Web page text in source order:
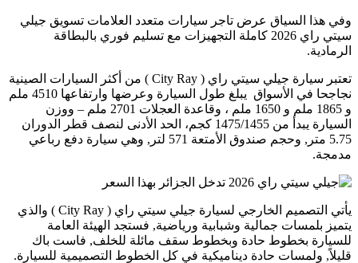
وفي هذا السياق عرض تاجر سيارات متعدد العلامات تسويق جيلي
سيتي راي 2026 كاملة التجهيزات مع تسليم فوري بالبطاقة
الرمادية.
تعتبر سيارة جيلي سيتي راي ( City Ray ) من أكثر السيارات الصينية
نجاجحا في الأسواق يبلغ طول السيارة وعرضها وارتفاعها 4510 ملم
و 1865 ملم و 1650 ملم ، وقاعدة العجلات 2701 ملم – ووزن
السيارة يبدأ من 1475/1455 كجم، الحد الأدنى لنصف قطر الدوران
5.75 متر, وحجم صندوق الأمتعة 571 لتر, وهي سيارة دفع رباعي
مدمجة.
يأتي التصميم الخارجي لسيارة جيلي سيتي راي ( City Ray ) والذي
يتميز بلمسات جمالية وشبابية ورياضية, فستجد الهيئة العامة
للسيارة بخطوط حادة وبخطوط سقف مائلة للخلف, فاست باك
قليلاً, ولمسات حادة ديناميكية في كل الخطوط التصميمية للسيارة.